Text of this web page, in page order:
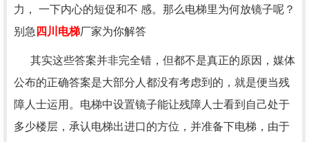
力， 一下内心的短促和不 感。那么电梯里为何放镜子呢？
别急 四川电梯厂家为你解答
其实这些答案并非完全错，但都不是真正的原因，媒体
公布的正确答案是大部分人都没有考虑到的，就是便当残
障人士运用。电梯中设置镜子能让残障人士看到自己处于
多少楼层，承认电梯出进口的方位，并准备下电梯，由于